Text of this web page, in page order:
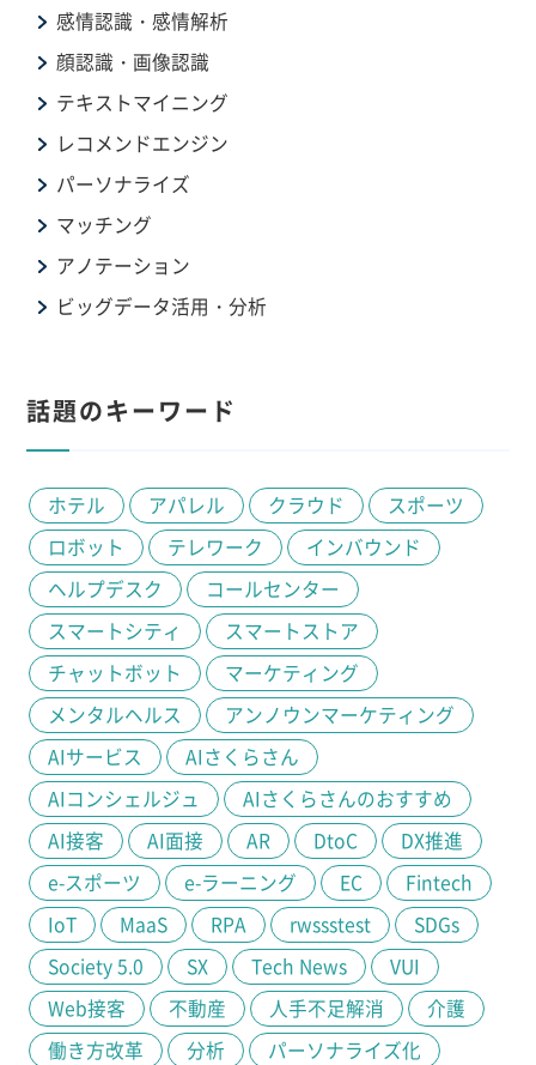
感情認識・感情解析
顔認識・画像認識
テキストマイニング
レコメンドエンジン
パーソナライズ
マッチング
アノテーション
ビッグデータ活用・分析
話題のキーワード
ホテル アパレル クラウド
スポーツ
ロボット
テレワーク
インバウンド
ヘルプデスク
コールセンター
スマートシティ
スマートストア
チャットボット
マーケティング
メンタルヘルス
アンノウンマーケティング
AIサービス
AIさくらさん
AIコンシェルジュ
AIさくらさんのおすすめ
AI接客
AI面接 AR DtoC
DX推進
e-スポーツ
e-ラーニング EC
Fintech
IoT
MaaS RPA rwssstest
SDGs
Society 5.0
SX Tech News
VUI
Web接客
不動産 人手不足解消
介護
働き方改革
分析
パーソナライズ化